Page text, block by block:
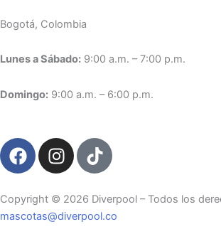
Bogotá, Colombia
Lunes a Sábado: 9:00 a.m. – 7:00 p.m.
Domingo: 9:00 a.m. – 6:00 p.m.
F
a
e
b
I
n
t
a
T
i
t
o
Copyright ©️ 2026 Diverpool – Todos los
mascotas@diverpool.co